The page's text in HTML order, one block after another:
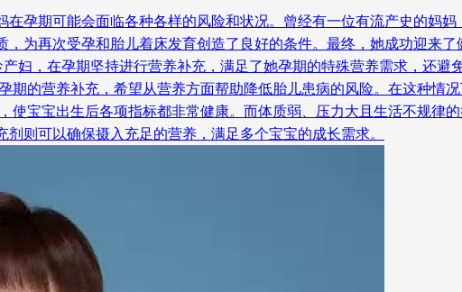
孕期可能会面临各种各样的风险和状况。曾经有一位有流产史的妈
为再次受孕和胎儿着床发育创造了良好的条件。最终，她成功迎来
妇，在孕期坚持进行营养补充，满足了她孕期的特殊营养需求，还
期的营养补充，希望从营养方面帮助降低胎儿患病的风险。在这种情
使宝宝出生后各项指标都非常健康。而体质弱、压力大且生活不规律
则可以确保摄入充足的营养，满足多个宝宝的成长需求。